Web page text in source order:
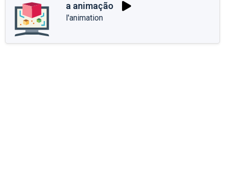
a animação
l'animation